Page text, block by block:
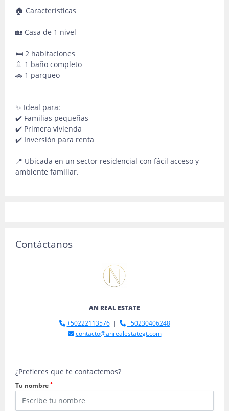
🏠 Características
🏡 Casa de 1 nivel
🛏️ 2 habitaciones
🚿 1 baño completo
🚗 1 parqueo
✨ Ideal para:
✔️ Familias pequeñas
✔️ Primera vivienda
✔️ Inversión para renta
📍 Ubicada en un sector residencial con fácil acceso y
ambiente familiar.
Contáctanos
AN REAL ESTATE
+50222113576|
+50230406248
contacto@anrealestategt.com
¿Prefieres que te contactemos?
Tu nombre *